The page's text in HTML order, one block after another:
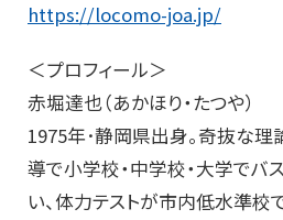
https://locomo-joa.jp/
＜プロフィール＞
赤堀達也（あかほり・たつや）
1975年･静岡県出身。奇抜な
導で小学校・中学校・大学でバ
い、体力テストが市内低水準